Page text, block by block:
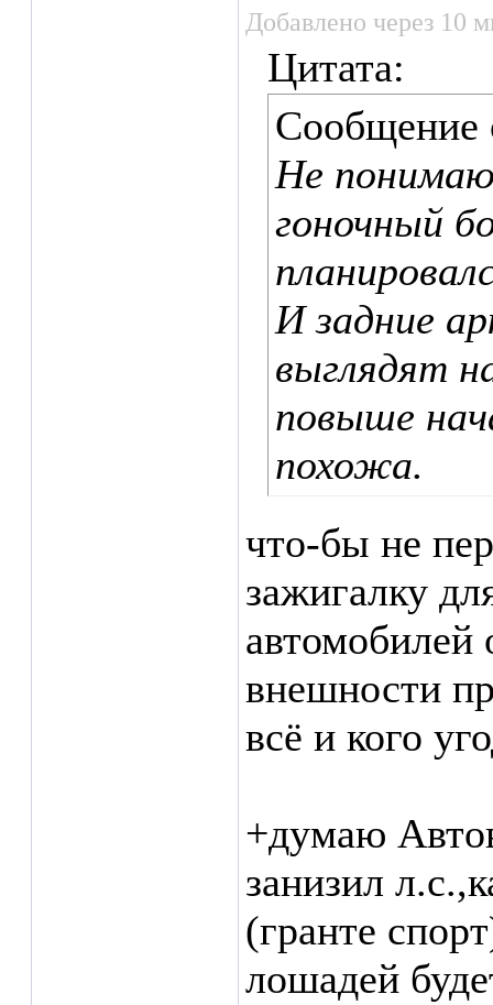
Добавлено через 10
Цитата:
Сообщение
Не
гоночный
И задние
выглядят
повыше
похожа.
что-бы не
зажигалку
автомобилей
внешности
всё и кого
+думаю
занизил
(гранте
лошадей